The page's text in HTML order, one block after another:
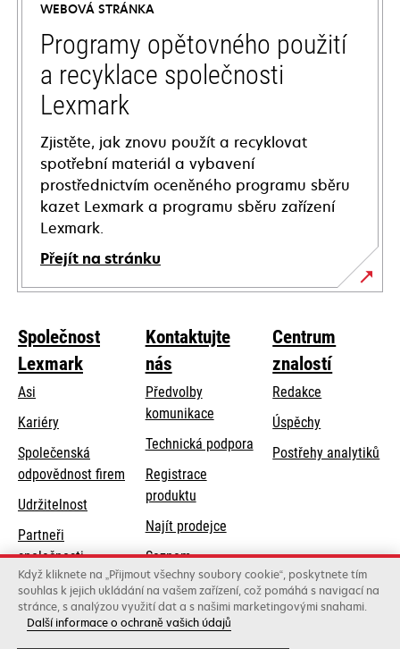
new
tab
WEBOVÁ STRÁNKA
Programy opětovného použití
a recyklace společnosti
Lexmark
Zjistěte, jak znovu použít a recyklovat
spotřební materiál a vybavení
prostřednictvím oceněného programu sběru
kazet Lexmark a programu sběru zařízení
Lexmark.
Přejít na stránku
Společnost
Lexmark
Asi
Kariéry
Společenská
odpovědnost firem opens
new
tab
Udržitelnost
Partneři
společnosti
Lexmark
Kontaktujte
nás
Předvolby
komunikace
Technická podporaopens
Registrace
produktu
Najít prodejce
Seznam
velkoobchodníků
Centrum
znalostí
Redakce
Úspěchy
Postřehy analytiků
Lexmark International, Inc., společnost Xerox
Když kliknete na „Přijmout všechny soubory cookie“, poskytnete tím
souhlas k jejich ukládání na vašem zařízení, což pomáhá s navigací na
stránce, s analýzou využití dat a s našimi marketingovými snahami.
Další informace o ochraně vašich údajů